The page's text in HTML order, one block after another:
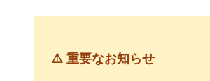
⚠️ 重要なお知らせ